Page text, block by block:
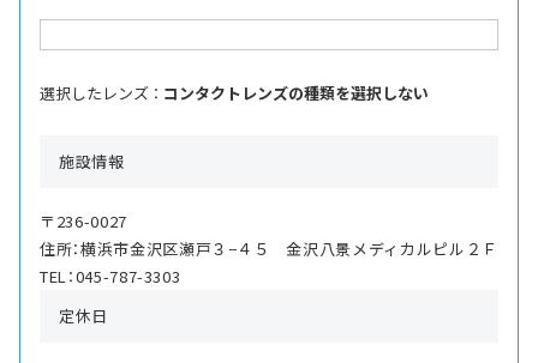
選択したレンズ ： コンタクトレンズの種類を選択しない
施設情報
〒236-0027
住所：横浜市金沢区瀬戸３−４５ 金沢八景メディカルピル２Ｆ
TEL：045-787-3303
定休日